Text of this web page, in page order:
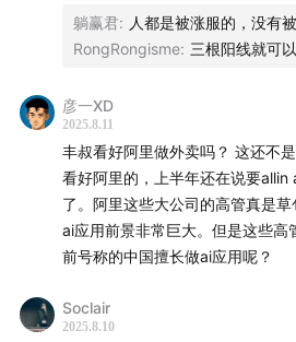
当2019年中美贸易战爆发时，其带
为剧烈，尤其是对小微企业而言。
30:48
从近期政策层面频繁强调的“
场”等措施可以看出，国家正在努
如何定义“内卷”？如何区分企
35:15 在一个超大型行业中，如果全
这些资金在配置上先是离岸（境
先是债券再转向股票。此外，近
强，这也影响了资金流向。
✨美国市场方面，私募基金管理
何不同？美国劳动力市场目前存
有一些私募基金管理者对中国市
本市场高位且表现不错；但也有
大，分歧较大。从外表看，市场表
即大量就业需求与有限的就业供
躺赢君: 人都是被涨服的，没有被
RongRongisme: 三根阳线就可
彦一XD
2025.8.11
丰叔看好阿里做外卖吗？ 这还不
看好阿里的，上半年还在说要allin
了。阿里这些大公司的高管真是草
ai应用前景非常巨大。但是这些高
前号称的中国擅长做ai应用呢？
Soclair
2025.8.10